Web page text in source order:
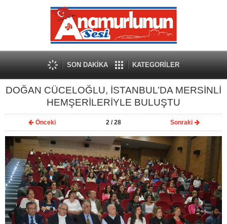
SON DAKİKA KATEGORİLER
DOĞAN CÜCELOĞLU, İSTANBUL’DA MERSİNLİ
HEMŞERİLERİYLE BULUŞTU
Önceki 2/ 28 Sonraki